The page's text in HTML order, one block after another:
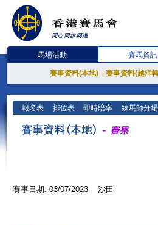
馬場活動 賽馬資訊
賽事資料(本地) 賽事資料(越洋
報名表 排位表 即時賠率 練馬師分
賽事日期: 03/07/2023 沙田